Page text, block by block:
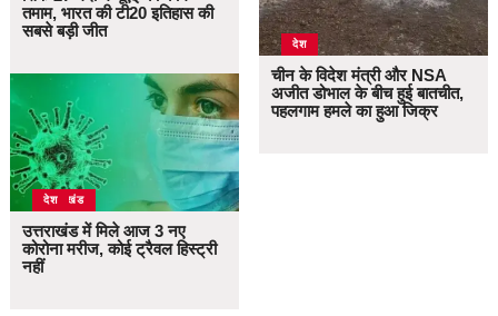
तमाम, भारत की टी20 इतिहास की
सबसे बड़ी जीत
उत्तराखंड
देश
उत्तराखंड में मिले आज 3 नए
कोरोना मरीज, कोई ट्रैवल हिस्ट्री
नहीं
देश
चीन के विदेश मंत्री और NSA
अजीत डोभाल के बीच हुई बातचीत,
पहलगाम हमले का हुआ जिक्र